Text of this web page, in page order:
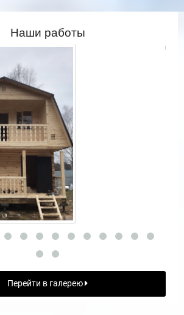
Наши работы
Перейти в галерею